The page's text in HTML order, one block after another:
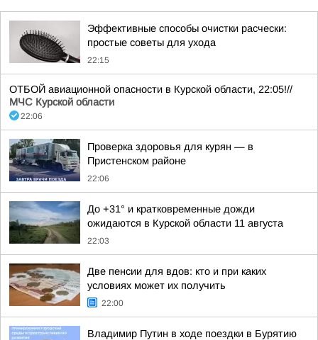
Эффективные способы очистки расчески:
простые советы для ухода
22:15
ОТБОЙ авиационной опасности в Курской области, 22:05!//
МЧС Курской области
22:06
Проверка здоровья для курян — в
Пристенском районе
22:06
До +31° и кратковременные дожди
ожидаются в Курской области 11 августа
22:03
Две пенсии для вдов: кто и при каких
условиях может их получить
22:00
Владимир Путин в ходе поездки в Бурятию